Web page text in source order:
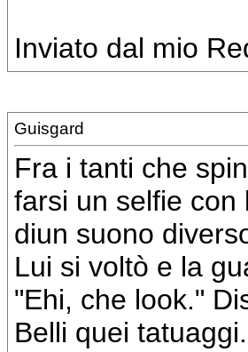
Inviato dal mio
Guisgard
Fra i tanti che
farsi un selfie con
diun suono
Lui si voltò e la
"Ehi, che look."
Belli quei